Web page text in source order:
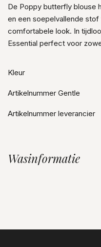
De Poppy butterfly blouse
en een soepelvallende
comfortabele look. In
Essential perfect voor
Kleur
Artikelnummer Gentle
Artikelnummer leverancier
Wasinformatie